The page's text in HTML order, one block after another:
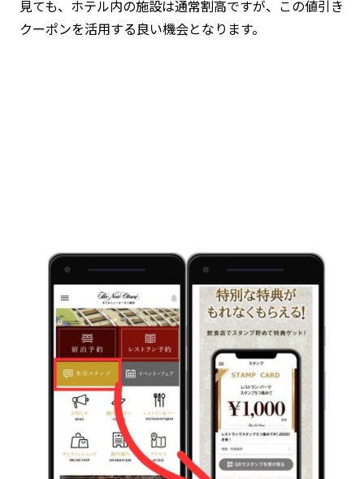
見ても、ホテル内の施設は通常割高ですが、この値引き
クーポンを活用する良い機会となります。